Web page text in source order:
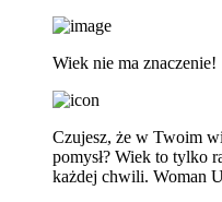
Wiek nie ma znaczenie!
Czujesz, że w Twoim
pomysł? Wiek to tylko
każdej chwili. Woman